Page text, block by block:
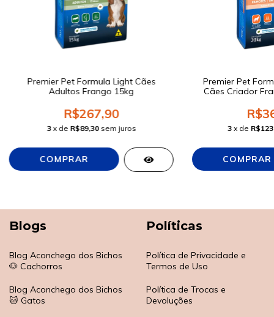
Premier Pet Formula Light Cães
Adultos Frango 15kg
R$267,90
3 x de R$89,30 sem juros
Premier Pet
Cães Criador
3 x de
Blogs
Blog Aconchego dos Bichos
🐶 Cachorros
Blog Aconchego dos Bichos
🐱 Gatos
Políticas
Política de Privacidade e
Termos de Uso
Política de Trocas e
Devoluções